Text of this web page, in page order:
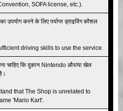
SOFA license, etc.).
उपयोग करने के लिए पर्याप्त ड्राइविंग कौशल
driving skills to use the service.
चाहिए कि दुकान Nintendo और/या खेल
that The Shop is unrelated to
'Mario Kart'.